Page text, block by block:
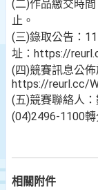
(二)作品繳交時
止。
(三)錄取公告：
址：https://
(四)競賽訊息公
https://reurl.cc/
(五)競賽聯絡人
(04)2496-1100轉
相關附件